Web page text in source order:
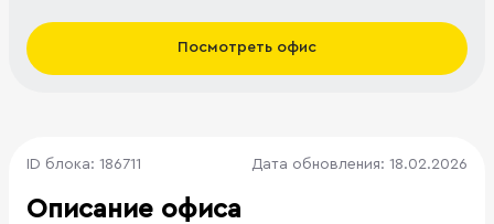
Посмотреть офис
ID блока: 186711 Дата обновления: 18.02.2026
Описание офиса